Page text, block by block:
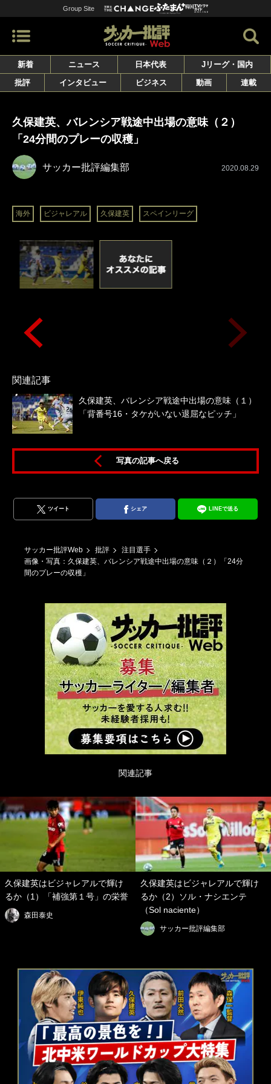
Group Site
新着 ニュース 日本代表
Jリーグ・国内
批評
インタビュー ビジネス 動画 連載
久保建英、バレンシア戦途中出場の意味（２）
「24分間のプレーの収穫」
サッカー批評編集部 2020.08.29
海外 ビジャレアル 久保建英 スペインリーグ
関連記事
久保建英、バレンシア戦途中出場の意味（１）
「背番号16・タケがいない退屈なピッチ」
写真の記事へ戻る
ツイート シェア LINEで送る
サッカー批評Web 批評
注目選手
画像・写真：久保建英、バレンシア戦途中出場の意味（２）「24分
間のプレーの収穫」
関連記事
久保建英はビジャレアルで輝け
るか（1）「補強第１号」の栄誉
森田泰史
久保建英はビジャレアルで輝け
るか（2）ソル・ナシエンテ
（Sol naciente）
サッカー批評編集部